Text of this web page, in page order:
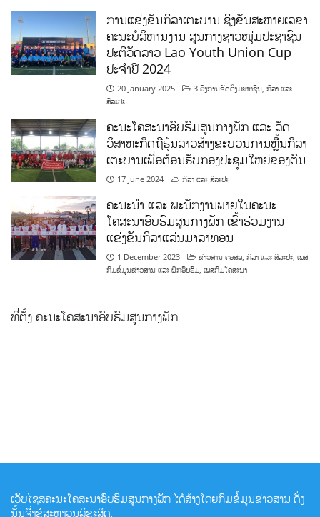
ການແຂ່ງຂັນກິລາເຕະບານ ຊິງຂັນສະຫາຍເລຂາ
ຄະນະບໍລິຫານງານ ສູນກາງຊາວໜຸ່ມປະຊາຊົນ
ປະຕິວັດລາວ Lao Youth Union Cup
ປະຈຳປີ 2024
20 January 2025 3 ອົງການຈັດຕັ້ງມະຫາຊົນ,ກິລາ ແລະ
ສິລະປະ
ຄະນະໂຄສະນາອົບຮົມສູນກາງພັກ ແລະ ລັດ
ວິສາຫະກິດຖືຮຸ້ນລາວສ້າງຂະບວນການຫຼີ້ນກິລາ
ເຕະບານເພື່ອຕ້ອນຮັບກອງປະຊຸມໃຫຍ່ຂອງຕົນ
17 June 2024 ກິລາ ແລະ ສິລະປະ
ຄະນະນຳ ແລະ ພະນັກງານພາຍໃນຄະນະ
ໂຄສະນາອົບຮົມສູນກາງພັກ ເຂົ້າຮ່ວມງານ
ແຂ່ງຂັນກິລາແລ່ນມາລາທອນ
1 December 2023 ຂ່າວສານ ຄອສພ,ກິລາ ແລະ ສິລະປະ,ເພສ
ກົມຂໍ້ມູນຂ່າວສານ ແລະ ຝຶກອົບຮົມ,ເພສກົມໂຄສະນາ
ທີ່ຕັ້ງ ຄະນະໂຄສະນາອົບຮົມສູນກາງພັກ
ເວັບໄຊສຄະນະໂຄສະນາອົບຮົມສູນກາງພັກ ໄດ້ສ້າງໂດຍກົມຂໍ້ມູນຂ່າວສານ ດັ່ງ
ນັ້ນຈື່ງຂໍສະຫງວນລິຂະສິດ.